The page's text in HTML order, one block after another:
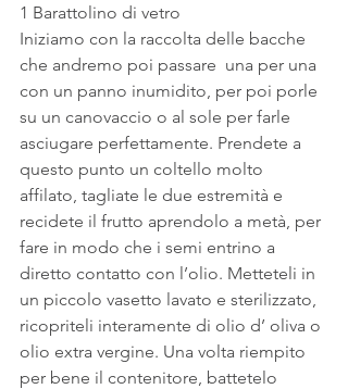
1 Barattolino di vetro
Iniziamo con la raccolta delle bacche
che andremo poi passare  una per una
con un panno inumidito, per poi porle
su un canovaccio o al sole per farle
asciugare perfettamente. Prendete a
questo punto un coltello molto
affilato, tagliate le due estremità e
recidete il frutto aprendolo a metà, per
fare in modo che i semi entrino a
diretto contatto con l’olio. Metteteli in
un piccolo vasetto lavato e sterilizzato,
ricopriteli interamente di olio d’ oliva o
olio extra vergine. Una volta riempito
per bene il contenitore, battetelo